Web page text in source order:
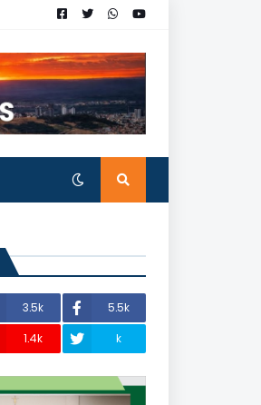
3.5k
5.5k
1.4k k